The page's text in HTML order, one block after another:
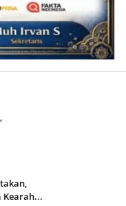
Kearah...